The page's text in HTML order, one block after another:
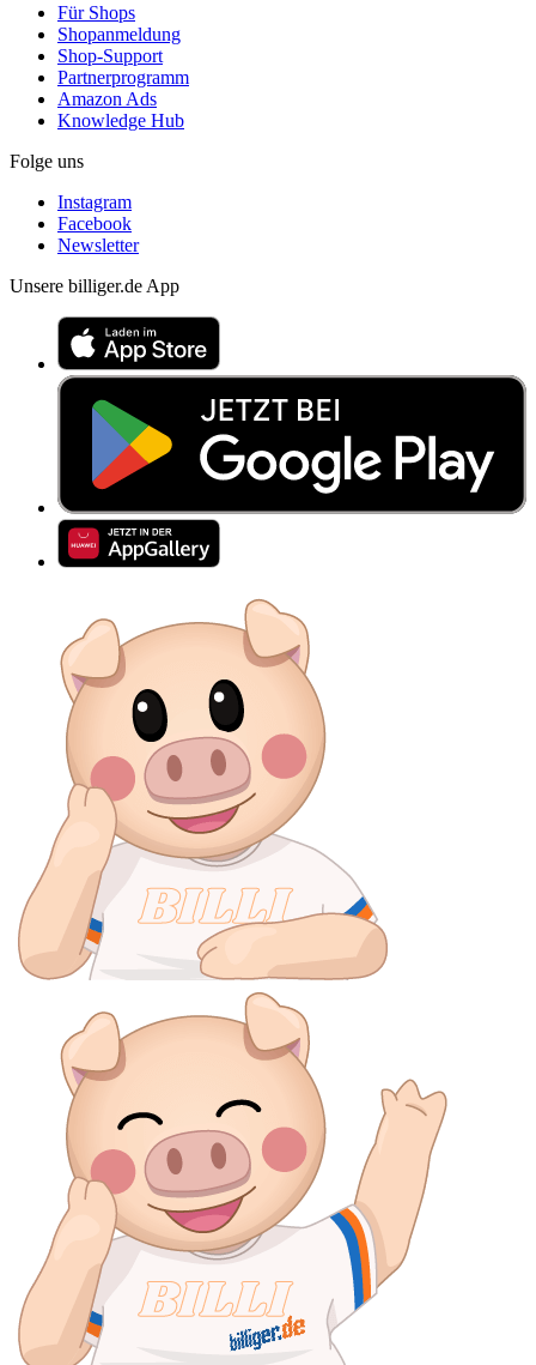
Für Shops
Shopanmeldung
Shop-Support
Partnerprogramm
Amazon Ads
Knowledge Hub
Folge uns
Instagram
Facebook
Newsletter
Unsere billiger.de App